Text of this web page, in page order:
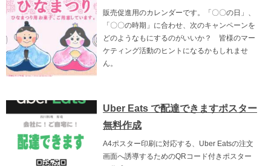
販売促進用のカレンダーです。「〇〇の日」、
「〇〇の時期」に合わせ、次のキャンペーンを
どのようなもにするのがいいか？ 皆様のマー
ケティング活動のヒントになるかもしれませ
ん。
Uber Eats で配達できますポスター
無料作成
A4ポスター印刷に対応する、Uber Eatsの注文
画面へ誘導するためのQRコード付きポスター